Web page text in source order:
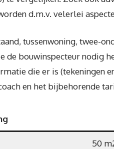
d.m.v. velerlei
tussenwoning, twee-
de bouwinspecteur nodig
die er is (tekeningen
en het bijbehorende
50